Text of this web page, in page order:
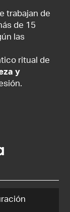
trabajan de
de 15
las
ritual de
y